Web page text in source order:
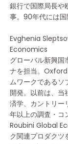
銀行で国際局長や
事。90年代には国
Evghenia
Economics
グローバル新興国
ナを担当。
ムワークであるソ
開発。以前は、当
済学、カントリー
年以上の調査・コ
Roubini Global
ク関連プロダク